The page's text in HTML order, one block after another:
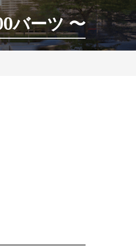
バーツ 〜